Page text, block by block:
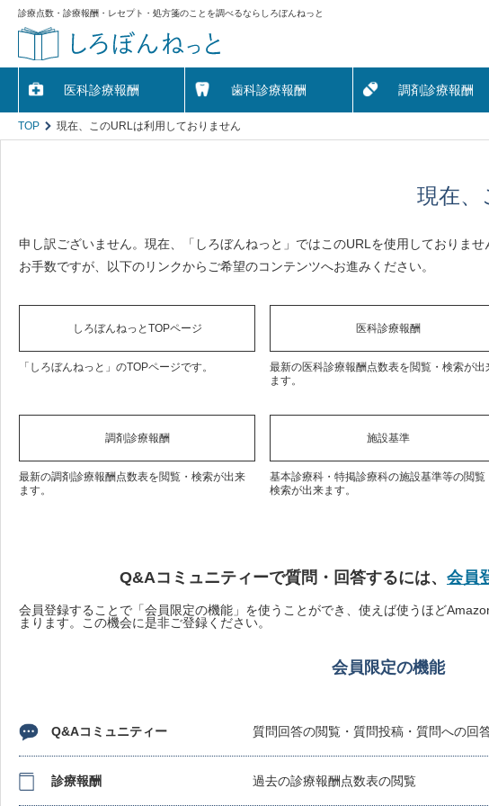
診療点数・診療報酬・レセプト・処方箋のことを調べるならしろぼんねっと
医科診療報酬 歯科診療報酬 調剤診療報酬
TOP 現在、このURLは利用しておりません
現在、
申し訳ございません。現在、「しろぼんねっと」ではこのURLを使用しておりませ
お手数ですが、以下のリンクからご希望のコンテンツへお進みください。
しろぼんねっとTOPページ
「しろぼんねっと」のTOPページです。
医科診療報酬
最新の医科診療報酬点数表を閲覧・検索が出
ます。
調剤診療報酬
最新の調剤診療報酬点数表を閲覧・検索が出来
ます。
施設基準
基本診療科・特掲診療科の施設基準等の閲覧
検索が出来ます。
Q&Aコミュニティーで質問・回答するには、 会員
会員登録することで「会員限定の機能」を使うことができ、使えば使うほど
まります。この機会に是非ご登録ください。
会員限定の機能
Q&Aコミュニティー 質問回答の閲覧・質問投稿・質問への回
診療報酬 過去の診療報酬点数表の閲覧